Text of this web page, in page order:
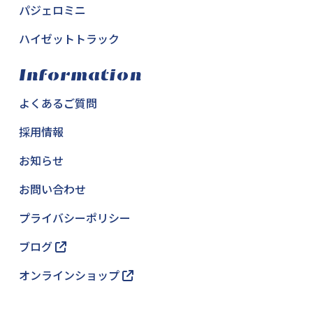
パジェロミニ
ハイゼットトラック
Information
よくあるご質問
採用情報
お知らせ
お問い合わせ
プライバシーポリシー
ブログ
オンラインショップ